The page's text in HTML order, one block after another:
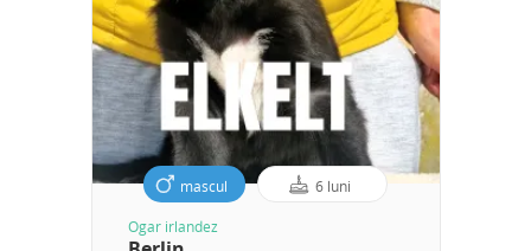
mascul 6 luni
Ogar irlandez